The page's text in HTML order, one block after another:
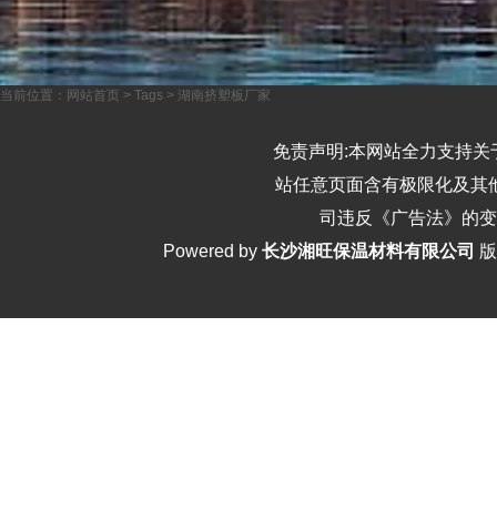
当前位置： 网站首页 > Tags > 湖南挤塑板厂家
免责声明:本网站全力支持关
站任意页面含有极限化及其
司违反《广告法》的
Powered by 长沙湘旺保温材料有限公司